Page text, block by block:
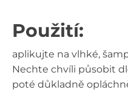
Použití:
aplikujte na vlhké,
Nechte chvíli působit
poté důkladně